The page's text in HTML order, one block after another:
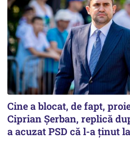
Cine a blocat, de fapt,
Ciprian Șerban, replică
a acuzat PSD că l-a ținut